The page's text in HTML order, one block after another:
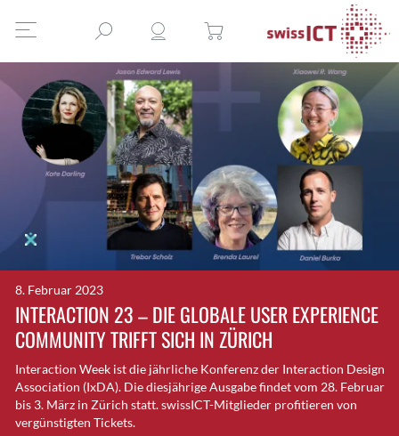
8. Februar 2023
INTERACTION 23 – DIE GLOBALE USER EXPERIENCE
COMMUNITY TRIFFT SICH IN ZÜRICH
Interaction Week ist die jährliche Konferenz der Interaction Design
Association (IxDA). Die diesjährige Ausgabe findet vom 28. Februar
bis 3. März in Zürich statt. swissICT-Mitglieder profitieren von
vergünstigten Tickets.